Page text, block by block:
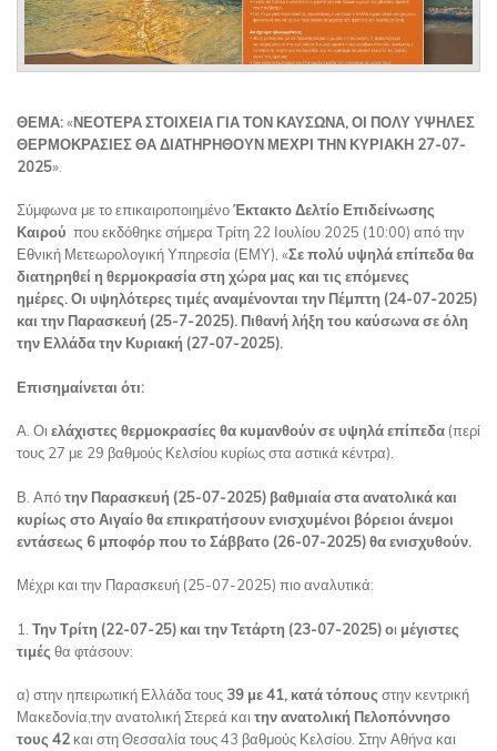
ΘΕΜΑ:«ΝΕΟΤΕΡΑ ΣΤΟΙΧΕΙΑ ΓΙΑ ΤΟΝ ΚΑΥΣΩΝΑ, ΟΙ ΠΟΛΥ ΥΨΗΛΕΣ
ΘΕΡΜΟΚΡΑΣΙΕΣ ΘΑ ΔΙΑΤΗΡΗΘΟΥΝ ΜΕΧΡΙ ΤΗΝ ΚΥΡΙΑΚΗ 27-07-
2025».
Σύμφωνα με το επικαιροποιημένοΈκτακτο Δελτίο Επιδείνωσης
Καιρού που εκδόθηκε σήμερα Τρίτη 22 Ιουλίου 2025 (10:00) από την
Εθνική Μετεωρολογική Υπηρεσία (ΕΜΥ), «Σε πολύ υψηλά επίπεδα θα
διατηρηθεί η θερμοκρασία στη χώρα μας και τις επόμενες
ημέρες.Οι υψηλότερες τιμές αναμένονται την Πέμπτη (24-07-2025)
και την Παρασκευή (25-7-2025). Πιθανή λήξη του καύσωνα σε όλη
την Ελλάδα την Κυριακή (27-07-2025).
Επισημαίνεται ότι:
Α. Οιελάχιστες θερμοκρασίες θα κυμανθούν σε υψηλά επίπεδα (περί
τους 27 με 29 βαθμούς Κελσίου κυρίως στα αστικά κέντρα).
Β. Απότην Παρασκευή (25-07-2025) βαθμιαία στα ανατολικά και
κυρίως στο Αιγαίο θα επικρατήσουν ενισχυμένοι βόρειοι άνεμοι
εντάσεως 6 μποφόρ που το Σάββατο (26-07-2025) θα ενισχυθούν.
Μέχρι και την Παρασκευή (25-07-2025) πιο αναλυτικά:
1. Την Τρίτη (22-07-25) και την Τετάρτη (23-07-2025) οι μέγιστες
τιμές θα φτάσουν:
α) στην ηπειρωτική Ελλάδα τους 39 με 41, κατά τόπους στην κεντρική
Μακεδονία,την ανατολική Στερεά καιτην ανατολική Πελοπόννησο
τους 42 και στη Θεσσαλία τους 43 βαθμούς Κελσίου. Στην Αθήνα και